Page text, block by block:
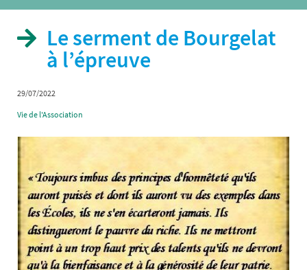
Le serment de Bourgelat
à l’épreuve
29/07/2022
Vie de l'Association